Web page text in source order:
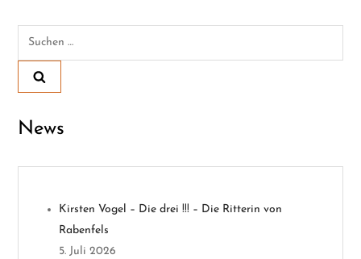
t
r
g
s
n
Suchen
News
Kirsten Vogel – Die drei !!! – Die Ritterin von
Rabenfels
5. Juli 2026